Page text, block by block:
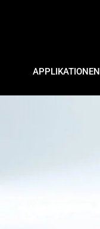
APPLIKATIONEN